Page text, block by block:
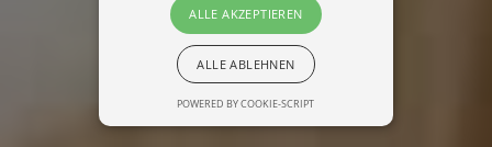
ALLE AKZEPTIEREN
ALLE ABLEHNEN
POWERED BY COOKIE-SCRIPT